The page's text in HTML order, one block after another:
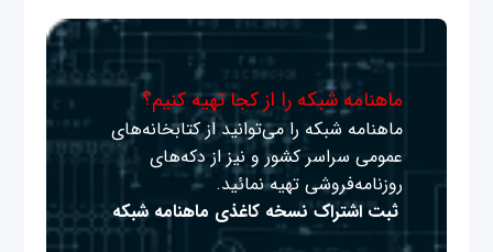
ماهنامه شبکه را از کجا تهیه کنیم؟
ماهنامه شبکه را می‌توانید از کتابخانه‌های
عمومی سراسر کشور و نیز از دکه‌های
روزنامه‌فروشی تهیه نمائید.
ثبت اشتراک نسخه کاغذی ماهنامه شبکه